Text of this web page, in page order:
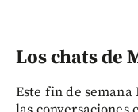
Los chats de
Este fin de semana